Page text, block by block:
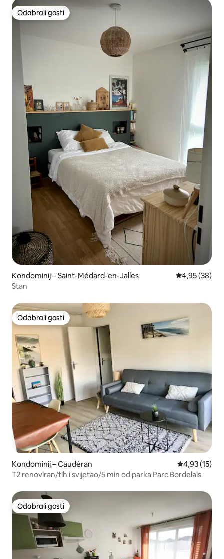
Odabrali gosti
Odabrali gosti
Kondominij – Saint-Médard-en-Jalles Prosječna
4,95 (38)
Stan
Odabrali gosti
Odabrali gosti
Kondominij – Caudéran Prosječna
4,93 (15)
T2 renoviran/tih i svijetao/5 min od parka Parc Bordelais
Odabrali gosti
Odabrali gosti